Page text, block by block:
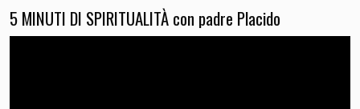
5 MINUTI DI SPIRITUALITÀ con padre Placido